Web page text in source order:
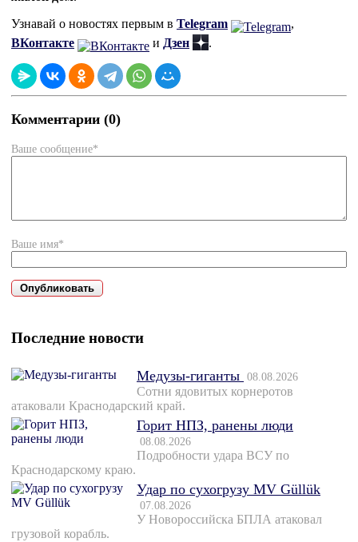
Узнавай о новостях первым в Telegram
,
ВКонтакте
и Дзен .
Комментарии (0)
Ваше сообщение*
Ваше имя*
Последние новости
Медузы-гиганты 08.08.2026
Сотни ядовитых корнеротов
атаковали Краснодарский край.
Горит НПЗ, ранены люди
08.08.2026
Подробности удара ВСУ по
Краснодарскому краю.
Удар по сухогрузу MV Güllük
07.08.2026
У Новороссийска БПЛА атаковал
грузовой корабль.